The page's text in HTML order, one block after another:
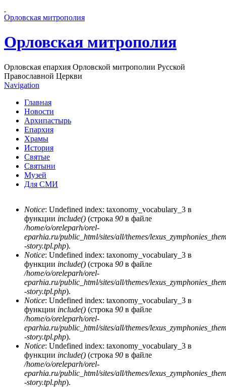
Орловская митрополия
Орловская митрополия
Орловская епархия Орловской митрополии Русской
Православной Церкви
Navigation
Главная
Новости
Архипастырь
Епархия
Храмы
История
Святые
Святыни
Музей
Для СМИ
Сообщение об ошибке
Notice: Undefined index: taxonomy_vocabulary_3 в
функции include() (строка 90 в файле
/home/o/oreleparh/orel-
eparhia.ru/public_html/sites/all/themes/
-story.tpl.php).
Notice: Undefined index: taxonomy_vocabulary_3 в
функции include() (строка 90 в файле
/home/o/oreleparh/orel-
eparhia.ru/public_html/sites/all/themes/
-story.tpl.php).
Notice: Undefined index: taxonomy_vocabulary_3 в
функции include() (строка 90 в файле
/home/o/oreleparh/orel-
eparhia.ru/public_html/sites/all/themes/
-story.tpl.php).
Notice: Undefined index: taxonomy_vocabulary_3 в
функции include() (строка 90 в файле
/home/o/oreleparh/orel-
eparhia.ru/public_html/sites/all/themes/
-story.tpl.php).